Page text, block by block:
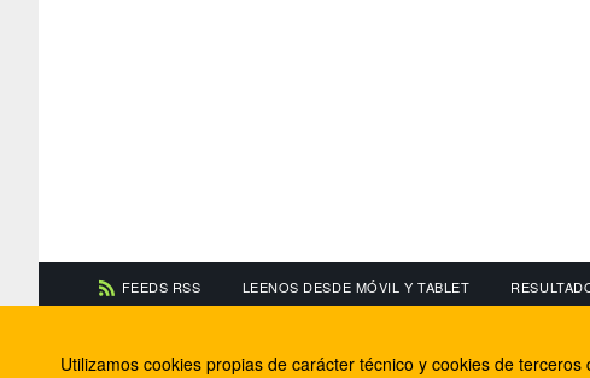
FEEDS RSS LEENOS DESDE MÓVIL Y TABLET
Información de contacto
El equipo de FútbolBalear
Utilizamos cookies propias de carácter técnico y cookies de